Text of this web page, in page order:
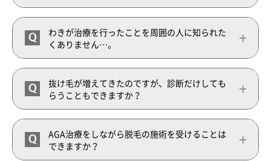
Q
わきが治療を行ったことを周囲の人に知られた
くありません…。
Q
抜け毛が増えてきたのですが、診断だけしても
らうこともできますか？
Q
AGA治療をしながら脱毛の施術を受けることは
できますか？